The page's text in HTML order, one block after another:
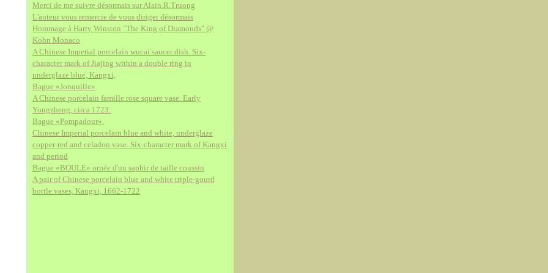
Merci de me suivre désormais sur Alain.R.Truong
L'auteur vous remercie de vous diriger désormais
Hommage à Harry Winston "The King of Diamonds" @
Kohn Monaco
A Chinese Imperial porcelain wucai saucer dish. Six-
character mark of Jiajing within a double ring in
underglaze blue, Kangxi,
Bague «Jonquille»
A Chinese porcelain famille rose square vase. Early
Yongzheng, circa 1723.
Bague «Pompadour».
Chinese Imperial porcelain blue and white, underglaze
copper-red and celadon vase. Six-character mark of Kangxi
and period
Bague «BOULE» ornée d'un saphir de taille coussin
A pair of Chinese porcelain blue and white triple-gourd
bottle vases, Kangxi, 1662-1722